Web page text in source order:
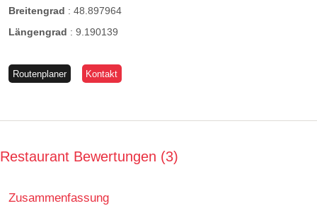
Breitengrad : 48.897964
Längengrad : 9.190139
Routenplaner Kontakt
Restaurant Bewertungen 3
Zusammenfassung